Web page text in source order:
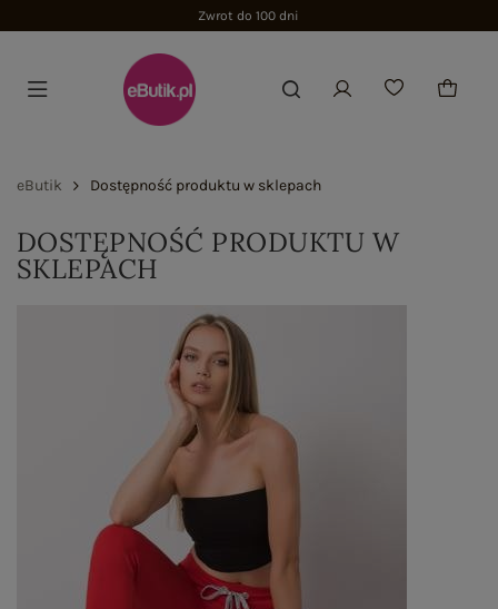
Zwrot do 100 dni
eButik Dostępność produktu w sklepach
DOSTĘPNOŚĆ PRODUKTU W
SKLEPACH